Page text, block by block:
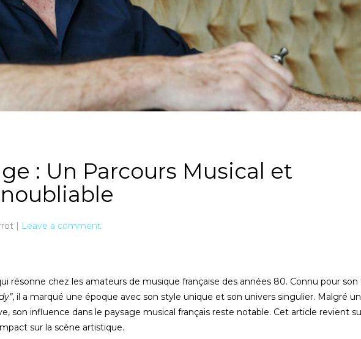
: Un Parcours Musical et
| Leave a comment
résonne chez les amateurs de musique française des années 80. Connu pour son
, il a marqué une époque avec son style unique et son univers singulier. Malgré
son influence dans le paysage musical français reste notable. Cet article revient
sur la scène artistique.